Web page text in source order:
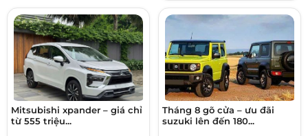
Mitsubishi xpander – giá chỉ
từ 555 triệu...
Tháng 8 gõ cửa – ưu đãi
suzuki lên đến 180...